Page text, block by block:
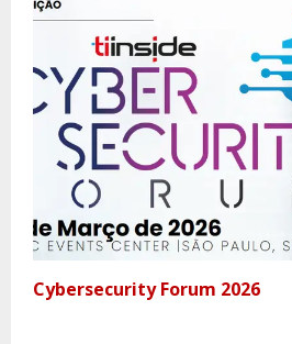
Cybersecurity Forum 2026